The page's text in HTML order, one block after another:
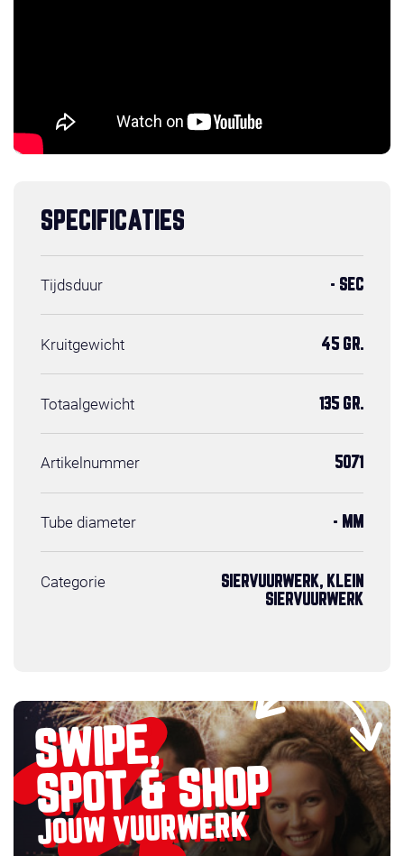
SPECIFICATIES
Tijdsduur - SEC
Kruitgewicht 45 GR.
Totaalgewicht 135 GR.
Artikelnummer 5071
Tube diameter - MM
Categorie
SIERVUURWERK, KLEIN
SIERVUURWERK
SWIPE,
SPOT & SHOP
JOUW VUURWERK